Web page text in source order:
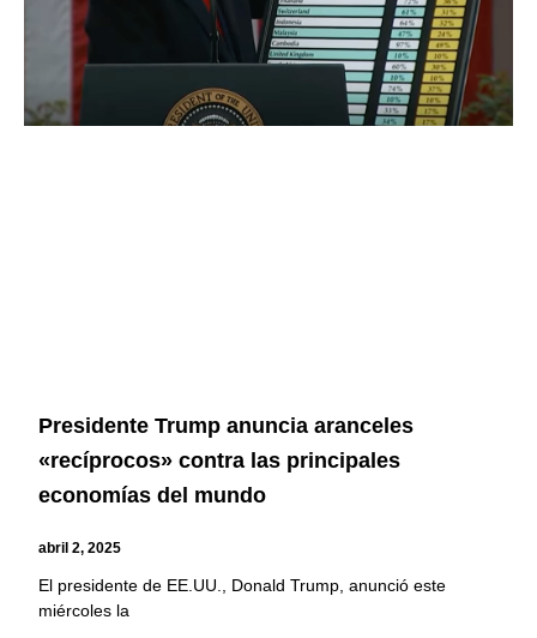
Presidente Trump anuncia aranceles
«recíprocos» contra las principales
economías del mundo
abril 2, 2025
El presidente de EE.UU., Donald Trump, anunció este
miércoles la